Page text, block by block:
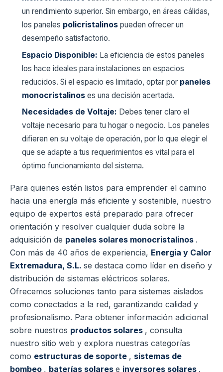
un rendimiento superior. Sin embargo, en áreas cálidas,
los paneles policristalinos pueden ofrecer un
desempeño satisfactorio.
Espacio Disponible: La eficiencia de estos paneles
los hace ideales para instalaciones en espacios
reducidos. Si el espacio es limitado, optar por paneles
monocristalinos es una decisión acertada.
Necesidades de Voltaje: Debes tener claro el
voltaje necesario para tu hogar o negocio. Los paneles
difieren en su voltaje de operación, por lo que elegir el
que se adapte a tus requerimientos es vital para el
óptimo funcionamiento del sistema.
Para quienes estén listos para emprender el camino
hacia una energía más eficiente y sostenible, nuestro
equipo de expertos está preparado para ofrecer
orientación y resolver cualquier duda sobre la
adquisición de paneles solares monocristalinos .
Con más de 40 años de experiencia, Energia y Calor
Extremadura, S.L. se destaca como líder en diseño y
distribución de sistemas eléctricos solares.
Ofrecemos soluciones tanto para sistemas aislados
como conectados a la red, garantizando calidad y
profesionalismo. Para obtener información adicional
sobre nuestros productos solares , consulta
nuestro sitio web y explora nuestras categorías
como estructuras de soporte , sistemas de
bombeo , baterías solares e inversores solares .